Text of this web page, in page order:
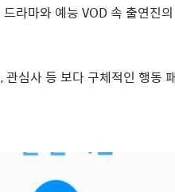
라마와 예능VOD 속 출연진
,관심사 등 보다 구체적인 행동